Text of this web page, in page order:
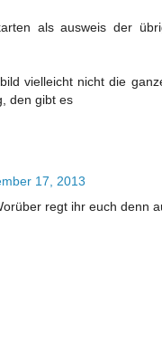
als ausweis der
vielleicht nicht die
den gibt es
17, 2013
regt ihr euch denn